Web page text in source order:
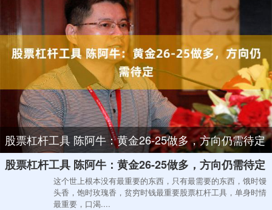
股票杠杆工具 陈阿牛：黄金26-25做多，方向仍需待定
股票杠杆工具 陈阿牛：黄金26-25做多，方向仍需待定
这个世上根本没有最重要的东西，只有最需要的东西，饿时馒
头香，饱时玫瑰香，贫穷时钱最重要股票杠杆工具，单身时情
最重要，口渴....